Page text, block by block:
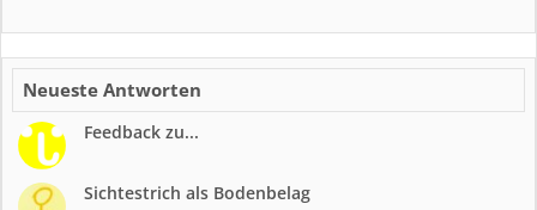
Neueste Antworten
Feedback zu...
Sichtestrich als Bodenbelag